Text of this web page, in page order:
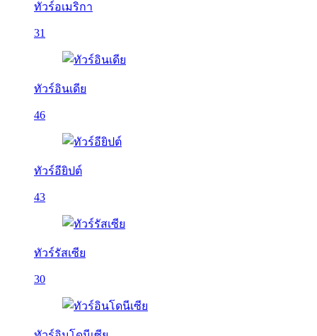
ทัวร์อเมริกา
31
ทัวร์อินเดีย
46
ทัวร์อียิปต์
43
ทัวร์รัสเซีย
30